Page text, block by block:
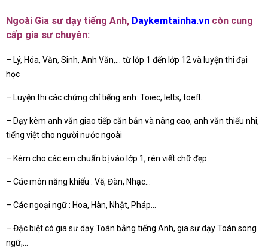
Ngoài Gia sư dạy tiếng Anh, Daykemtainha.vn còn cung
cấp gia sư chuyên:
– Lý, Hóa, Văn, Sinh, Anh Văn,… từ lớp 1 đến lớp 12 và luyện thi đại
học
– Luyện thi các chứng chỉ tiếng anh: Toiec, Ielts, toefl…
– Dạy kèm anh văn giao tiếp căn bản và nâng cao, anh văn thiếu nhi,
tiếng việt cho người nước ngoài
– Kèm cho các em chuẩn bị vào lớp 1, rèn viết chữ đẹp
– Các môn năng khiếu : Vẽ, Đàn, Nhạc…
– Các ngoại ngữ : Hoa, Hàn, Nhật, Pháp…
– Đặc biệt có gia sư dạy Toán bằng tiếng Anh, gia sư dạy Toán song
ngữ,…